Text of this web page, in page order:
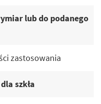
lub do podanego
zastosowania
szkła